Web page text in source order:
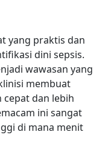
yang praktis dan
dini sepsis.
wawasan yang
membuat
dan lebih
ini sangat
di mana menit